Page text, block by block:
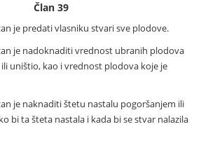
Član 39
je predati vlasniku stvari sve plodove.
je nadoknaditi vrednost ubranih plodova
uništio, kao i vrednost plodova koje je
je naknaditi štetu nastalu pogoršanjem ili
bi ta šteta nastala i kada bi se stvar nalazila